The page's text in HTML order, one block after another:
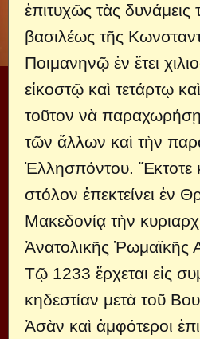
ἐπιτυχῶς τὰς
βασιλέως τῆς
Ποιμανηνῷ ἐν ἔτει
εἰκοστῷ καὶ τετάρτῳ
τοῦτον νὰ
τῶν ἄλλων καὶ τὴν
Ἑλλησπόντου. Ἔκτοτε
στόλον ἐπεκτείνει ἐν
Μακεδονίᾳ τὴν
Ἀνατολικῆς Ῥωμαϊκῆς
Τῷ 1233 ἔρχεται εἰς
κηδεστίαν μετὰ τοῦ
Ἀσὰν καὶ ἀμφότεροι